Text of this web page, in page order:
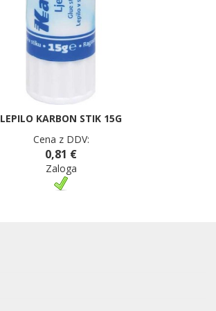
LEPILO KARBON STIK 15G
Cena z DDV:
0,81 €
Zaloga